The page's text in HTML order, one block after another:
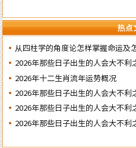
热点
从四柱学的角度论怎样掌握命运及
祸
2026年那些日子出生的人会大不
2026年十二生肖流年运势概况
2026年那些日子出生的人会大不
2026年那些日子出生的人会大不
2026年那些日子出生的人会大不